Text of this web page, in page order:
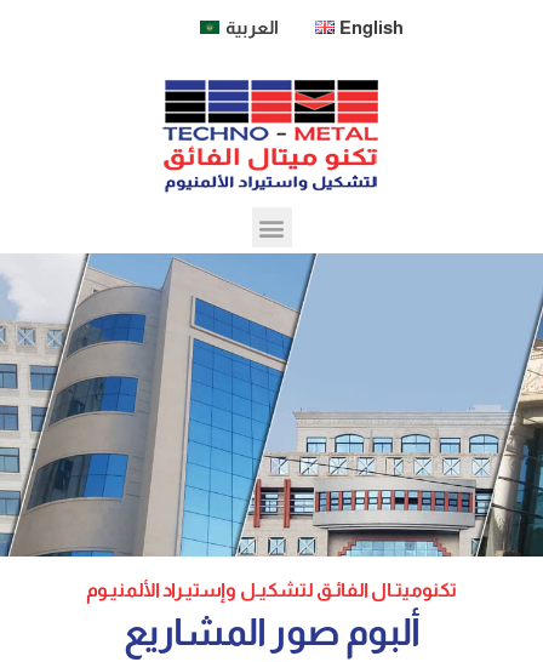
العربية English
تكنوميتـال الفائـق لتشكيـل وإستيـراد الألمنيـوم
ألبوم صور المشاريع